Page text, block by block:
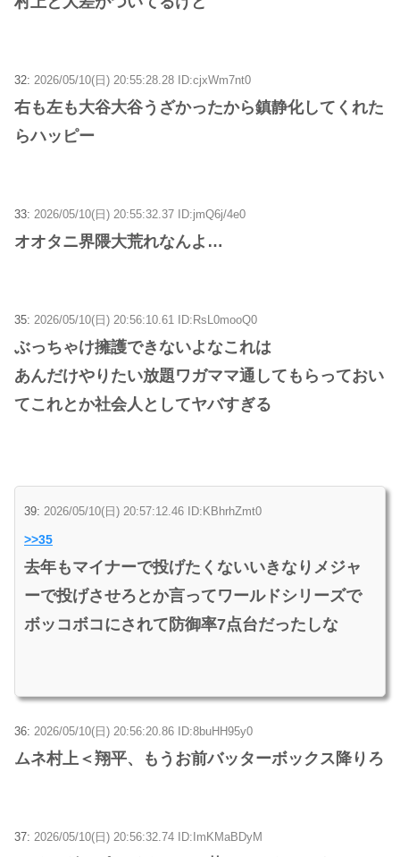
32: 2026/05/10(日) 20:55:28.28 ID:cjxWm7nt0
右も左も大谷大谷うざかったから鎮静化してくれた
らハッピー
33: 2026/05/10(日) 20:55:32.37 ID:jmQ6j/4e0
オオタニ界隈大荒れなんよ…
35: 2026/05/10(日) 20:56:10.61 ID:RsL0mooQ0
ぶっちゃけ擁護できないよなこれは
あんだけやりたい放題ワガママ通してもらっておい
てこれとか社会人としてヤバすぎる
39: 2026/05/10(日) 20:57:12.46 ID:KBhrhZmt0
>>35
去年もマイナーで投げたくないいきなりメジャ
ーで投げさせろとか言ってワールドシリーズで
ボッコボコにされて防御率7点台だったしな
36: 2026/05/10(日) 20:56:20.86 ID:8buHH95y0
ムネ村上＜翔平、もうお前バッターボックス降りろ
37: 2026/05/10(日) 20:56:32.74 ID:ImKMaBDyM